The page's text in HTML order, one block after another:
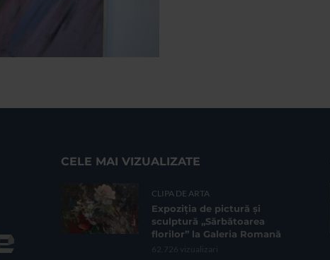
CELE MAI VIZUALIZATE
CLIPA DE ARTA
Expoziția de pictură și
sculptură „Sărbătoarea
florilor” la Galeria Romană
62.726 vizualizari